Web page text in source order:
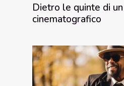
Dietro le quinte di
cinematografico